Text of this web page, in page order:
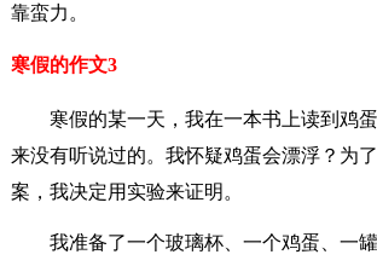
靠蛮力。
寒假的作文3
寒假的某一天，我在一本书上读到鸡
来没有听说过的。我怀疑鸡蛋会漂浮？为
案，我决定用实验来证明。
我准备了一个玻璃杯、一个鸡蛋、一